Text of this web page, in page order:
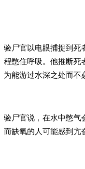
验尸官以电眼捕捉到死
程憋住呼吸。他推断死
为能游过水深之处而不
验尸官说，在水中憋气
而缺氧的人可能感到亢